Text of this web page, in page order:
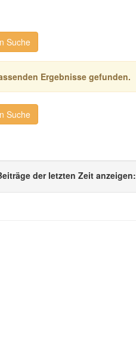
Suche
Ergebnisse gefunden.
Suche
der letzten Zeit anzeigen: